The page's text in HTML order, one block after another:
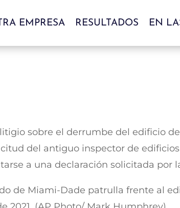
EMPRESA RESULTADOS EN
sobre el derrumbe del edificio
del antiguo inspector de
a una declaración solicitada por
de Miami-Dade patrulla frente al